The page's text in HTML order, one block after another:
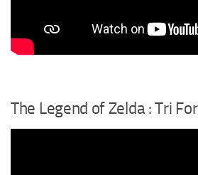
The Legend of Zelda : Tri